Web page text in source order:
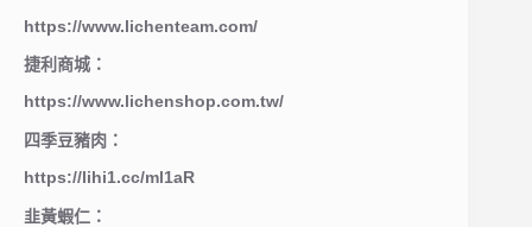
https://www.lichenteam.com/
捷利商城：
https://www.lichenshop.com.tw/
四季豆豬肉：
https://lihi1.cc/ml1aR
韭黃蝦仁：